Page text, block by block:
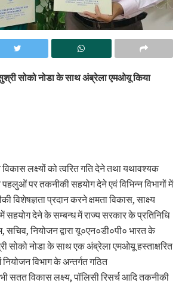
सोको नोडा के साथ अंब्रेला एमओयू किया
लक्ष्यों को त्वरित गति देने तथा यथावश्यक
पहलुओं पर तकनीकी सहयोग देने एवं विभिन्न विभागों में
प्रदान करने क्षमता विकास, साक्ष्य
सहयोग देने के सम्बन्ध में राज्य सरकार के प्रतिनिधि
सचिव, नियोजन द्वारा यू०एन०डी०पी० भारत के
सोको नोडा के साथ एक अंब्रेला एमओयू हस्ताक्षरित
विभाग के अन्तर्गत गठित
सतत विकास लक्ष्य, पॉलिसी रिसर्च आदि तकनीकी